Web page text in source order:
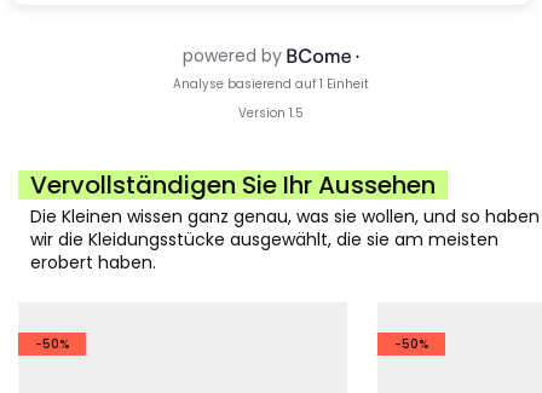
Vervollständigen Sie Ihr Aussehen
Die Kleinen wissen ganz genau, was sie wollen, und so haben
wir die Kleidungsstücke ausgewählt, die sie am meisten
erobert haben.
-50% -50%